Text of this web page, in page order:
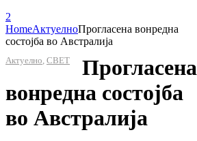
HomeАктуелноПрогласена вонредна
состојба во Австралија
Актуелно, СВЕТ
Прогласена
вонредна состојба
во Австралија